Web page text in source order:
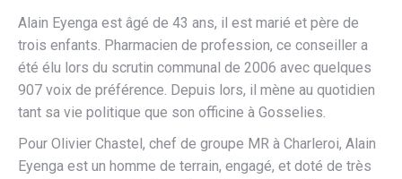
Alain Eyenga est âgé de 43 ans, il est marié et père de
trois enfants. Pharmacien de profession, ce conseiller a
été élu lors du scrutin communal de 2006 avec quelques
907 voix de préférence. Depuis lors, il mène au quotidien
tant sa vie politique que son officine à Gosselies.
Pour Olivier Chastel, chef de groupe MR à Charleroi, Alain
Eyenga est un homme de terrain, engagé, et doté de très